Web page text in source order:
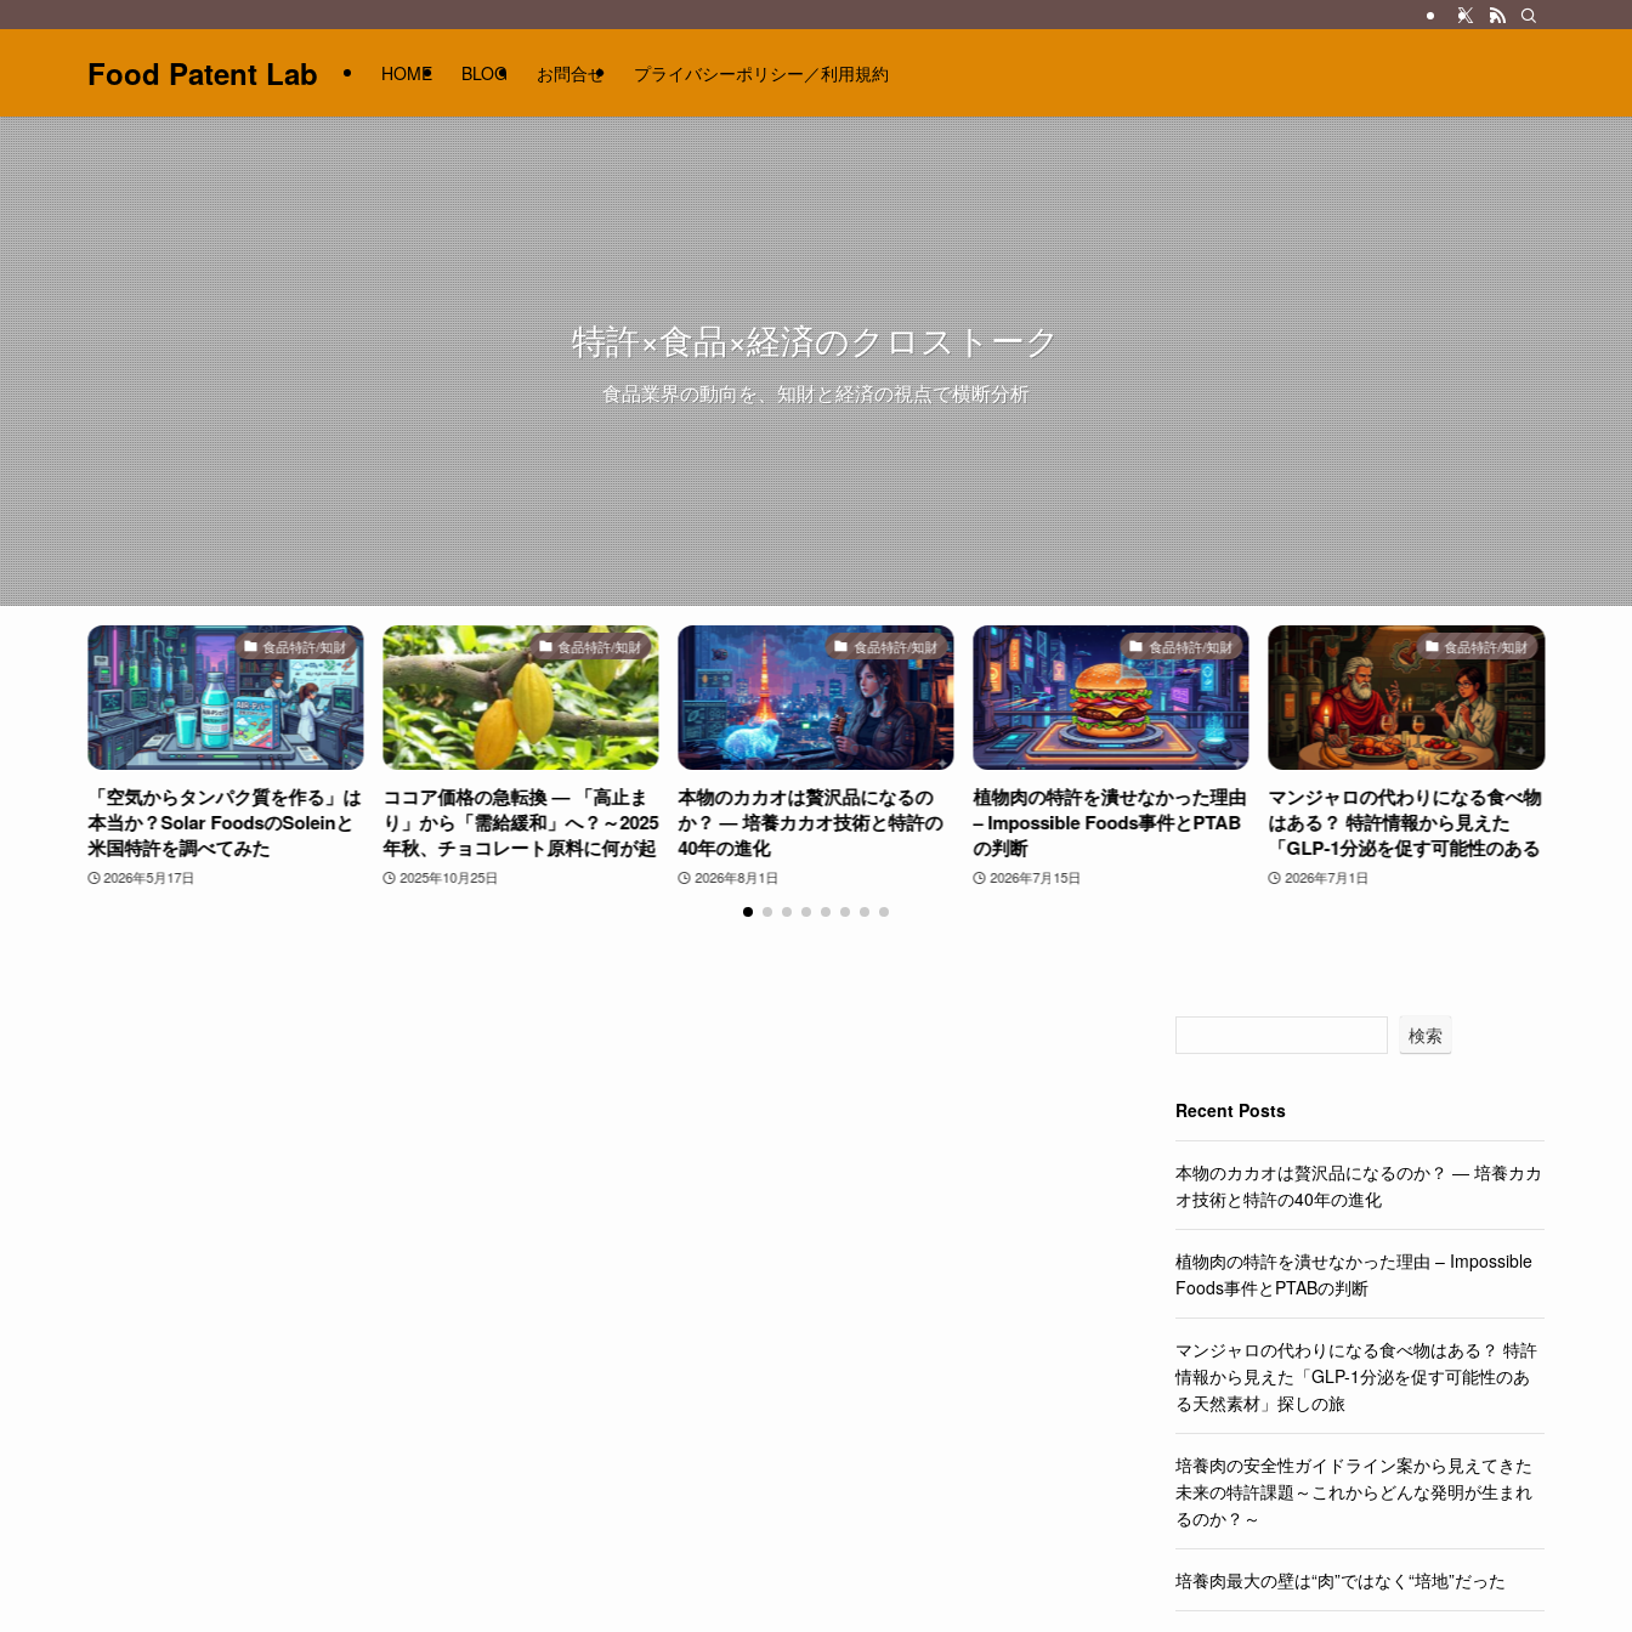
Food Patent Lab HOME BLOG お問合せ プライバシーポリシー／利用規約
特許×食品×経済のクロストーク
食品業界の動向を、知財と経済の視点で横断分析
食品特許/知財
「空気からタンパク質を作る」は
本当か？Solar FoodsのSoleinと
米国特許を調べてみた
2026年5月17日
食品特許/知財
ココア価格の急転換 ― 「高止ま
り」から「需給緩和」へ？～2025
年秋、チョコレート原料に何が起
きているのか～
2025年10月25日
食品特許/知財
本物のカカオは贅沢品になるの
か？ ― 培養カカオ技術と特許の
40年の進化
2026年8月1日
食品特許/知財
植物肉の特許を潰せなかった理由
– Impossible Foods事件とPTAB
の判断
2026年7月15日
食品特許/知財
マンジャロの代わりになる食べ物
はある？ 特許情報から見えた
「GLP-1分泌を促す可能性のある
天然素材」探しの旅
2026年7月1日
検索
Recent Posts
本物のカカオは贅沢品になるのか？ ― 培養カカ
オ技術と特許の40年の進化
植物肉の特許を潰せなかった理由 – Impossible
Foods事件とPTABの判断
マンジャロの代わりになる食べ物はある？ 特許
情報から見えた「GLP-1分泌を促す可能性のあ
る天然素材」探しの旅
培養肉の安全性ガイドライン案から見えてきた
未来の特許課題～これからどんな発明が生まれ
るのか？～
培養肉最大の壁は“肉”ではなく“培地”だった